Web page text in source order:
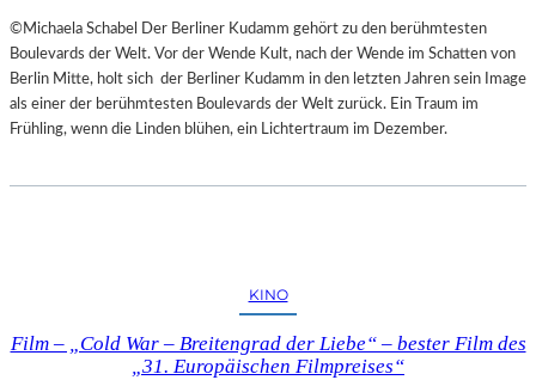
©Michaela Schabel Der Berliner Kudamm gehört zu den berühmtesten
Boulevards der Welt. Vor der Wende Kult, nach der Wende im Schatten von
Berlin Mitte, holt sich der Berliner Kudamm in den letzten Jahren sein Image
als einer der berühmtesten Boulevards der Welt zurück. Ein Traum im
Frühling, wenn die Linden blühen, ein Lichtertraum im Dezember.
KINO
Film – „Cold War – Breitengrad der Liebe“ – bester Film des
„31. Europäischen Filmpreises“